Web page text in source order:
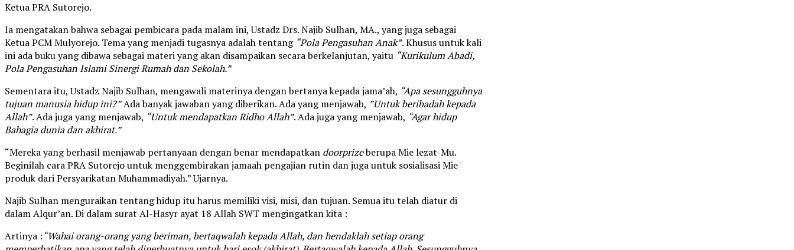
Ketua PRA Sutorejo.
Ia mengatakan bahwa sebagai pembicara pada malam ini, Ustadz Drs. Najib Sulhan, MA., yang juga sebagai
Ketua PCM Mulyorejo. Tema yang menjadi tugasnya adalah tentang “Pola Pengasuhan Anak”. Khusus untuk kali
ini ada buku yang dibawa sebagai materi yang akan disampaikan secara berkelanjutan, yaitu “Kurikulum Abadi,
Pola Pengasuhan Islami Sinergi Rumah dan Sekolah.”
Sementara itu, Ustadz Najib Sulhan, mengawali materinya dengan bertanya kepada jama’ah, “Apa sesungguhnya
tujuan manusia hidup ini?”Ada banyak jawaban yang diberikan. Ada yang menjawab, ”Untuk beribadah kepada
Allah”. Ada juga yang menjawab, “Untuk mendapatkan Ridho Allah”. Ada juga yang menjawab, “Agar hidup
Bahagia dunia dan akhirat.”
“Mereka yang berhasil menjawab pertanyaan dengan benar mendapatkan doorprizeberupa Mie lezat-Mu.
Beginilah cara PRA Sutorejo untuk menggembirakan jamaah pengajian rutin dan juga untuk sosialisasi Mie
produk dari Persyarikatan Muhammadiyah.” Ujarnya.
Najib Sulhan menguraikan tentang hidup itu harus memiliki visi, misi, dan tujuan. Semua itu telah diatur di
dalam Alqur’an. Di dalam surat Al-Hasyr ayat 18 Allah SWT mengingatkan kita :
Artinya :“Wahai orang-orang yang beriman, bertaqwalah kepada Allah, dan hendaklah setiap orang